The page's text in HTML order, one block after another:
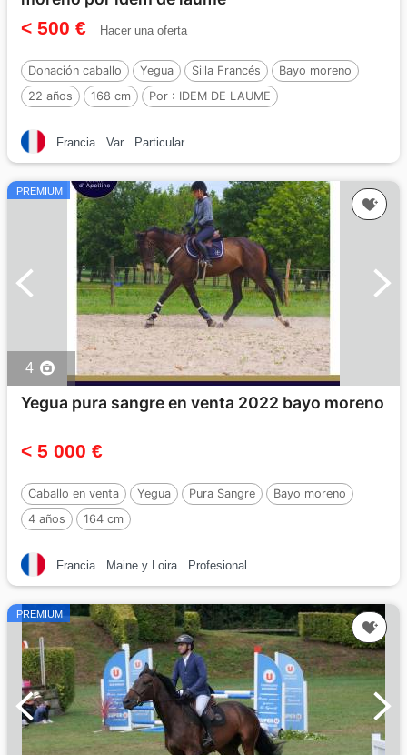
< 500 € Hacer una oferta
Donación caballo Yegua Silla Francés
Bayo moreno
22 años
168 cm Por : IDEM DE LAUME
Francia Var Particular
PREMIUM
4
Yegua pura sangre en venta 2022 bayo moreno
< 5 000 €
Caballo en venta Yegua Pura Sangre
Bayo moreno
4 años
164 cm
Francia Maine y Loira Profesional
PREMIUM